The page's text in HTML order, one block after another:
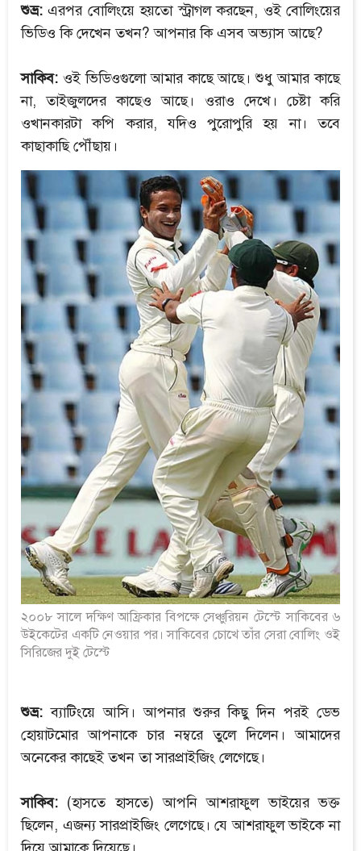
শুভ্র: এরপর বোলিংয়ে হয়তো স্ট্রাগল করছেন, ওই বোলিংয়ের
ভিডিও কি দেখেন তখন? আপনার কি এসব অভ্যাস আছে?
সাকিব: ওই ভিডিওগুলো আমার কাছে আছে। শুধু আমার কাছে
না, তাইজুলদের কাছেও আছে। ওরাও দেখে। চেষ্টা করি
ওখানকারটা কপি করার, যদিও পুরোপুরি হয় না। তবে
কাছাকাছি পৌঁছায়।
২০০৮ সালে দক্ষিণ আফ্রিকার বিপক্ষে সেঞ্চুরিয়ন টেস্টে সাকিবের ৬
উইকেটের একটি নেওয়ার পর। সাকিবের চোখে তাঁর সেরা বোলিং ওই
সিরিজের দুই টেস্টে
শুভ্র: ব্যাটিংয়ে আসি। আপনার শুরুর কিছু দিন পরই ডেভ
হোয়াটমোর আপনাকে চার নম্বরে তুলে দিলেন। আমাদের
অনেকের কাছেই তখন তা সারপ্রাইজিং লেগেছে।
সাকিব: (হাসতে হাসতে) আপনি আশরাফুল ভাইয়ের ভক্ত
ছিলেন, এজন্য সারপ্রাইজিং লেগেছে। যে আশরাফুল ভাইকে না